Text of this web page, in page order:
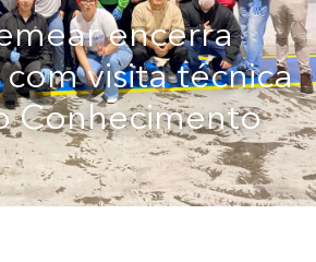
encerra
visita técnica
Conhecimento